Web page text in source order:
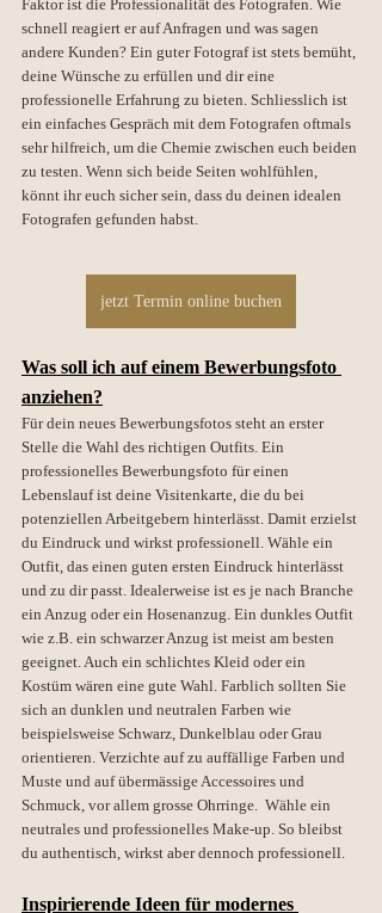
Faktor ist die Professionalität des Fotografen. Wie
schnell reagiert er auf Anfragen und was sagen
andere Kunden? Ein guter Fotograf ist stets bemüht,
deine Wünsche zu erfüllen und dir eine
professionelle Erfahrung zu bieten. Schliesslich ist
ein einfaches Gespräch mit dem Fotografen oftmals
sehr hilfreich, um die Chemie zwischen euch beiden
zu testen. Wenn sich beide Seiten wohlfühlen,
könnt ihr euch sicher sein, dass du deinen idealen
Fotografen gefunden habst.
jetzt Termin online buchen
Was soll ich auf einem Bewerbungsfoto
anziehen?
Für dein neues Bewerbungsfotos steht an erster
Stelle die Wahl des richtigen Outfits. Ein
professionelles Bewerbungsfoto für einen
Lebenslauf ist deine Visitenkarte, die du bei
potenziellen Arbeitgebern hinterlässt. Damit erzielst
du Eindruck und wirkst professionell. Wähle ein
Outfit, das einen guten ersten Eindruck hinterlässt
und zu dir passt. Idealerweise ist es je nach Branche
ein Anzug oder ein Hosenanzug. Ein dunkles Outfit
wie z.B. ein schwarzer Anzug ist meist am besten
geeignet. Auch ein schlichtes Kleid oder ein
Kostüm wären eine gute Wahl. Farblich sollten Sie
sich an dunklen und neutralen Farben wie
beispielsweise Schwarz, Dunkelblau oder Grau
orientieren. Verzichte auf zu auffällige Farben und
Muste und auf übermässige Accessoires und
Schmuck, vor allem grosse Ohrringe.  Wähle ein
neutrales und professionelles Make-up. So bleibst
du authentisch, wirkst aber dennoch professionell.
Inspirierende Ideen für modernes